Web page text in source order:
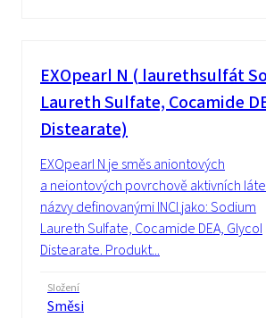
EXOpearl N ( laurethsulfát
Laureth Sulfate, Cocamide
Distearate)
EXOpearl N je směs aniontových
a neiontových povrchově aktivních
názvy definovanými INCI jako: Sodium
Laureth Sulfate, Cocamide DEA, Glycol
Distearate. Produkt...
Složení
Směsi